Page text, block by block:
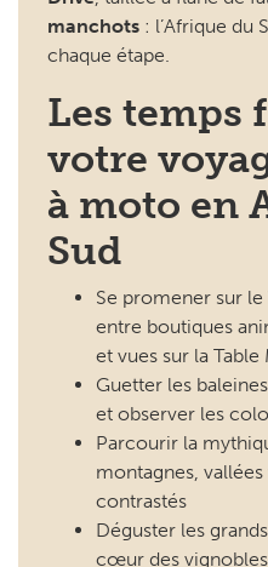
Les temps
votre
à moto en
Sud
Se promener sur le
entre boutiques
et vues sur la Table
Guetter les baleines
et observer les
Parcourir la
montagnes,
contrastés
Déguster les
cœur des
Emprunter la
Chapman’s Peak
Rejoindre Cape